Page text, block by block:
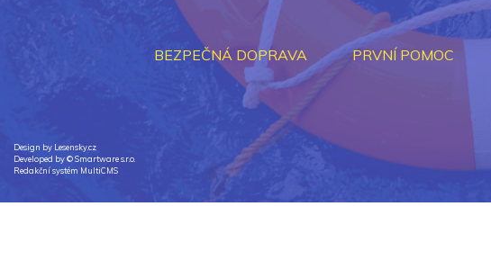
BEZPEČNÁ DOPRAVA PRVNÍ POMOC
Design by Lesensky.cz
Developed by ©Smartware s.r.o.
Redakční systém MultiCMS